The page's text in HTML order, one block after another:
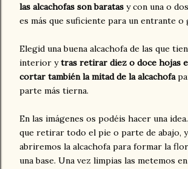
las alcachofas son baratas y con una o
es más que suficiente para un entrante o
Elegid una buena alcachofa de las que
interior ytras retirar diez o doce hojas
cortar también la mitad de la alcachofa
parte más tierna.
En las imágenes os podéis hacer una
que retirar todo el pie o parte de abajo,
abriremos la alcachofa para formar la
una base. Una vez limpias las metemos